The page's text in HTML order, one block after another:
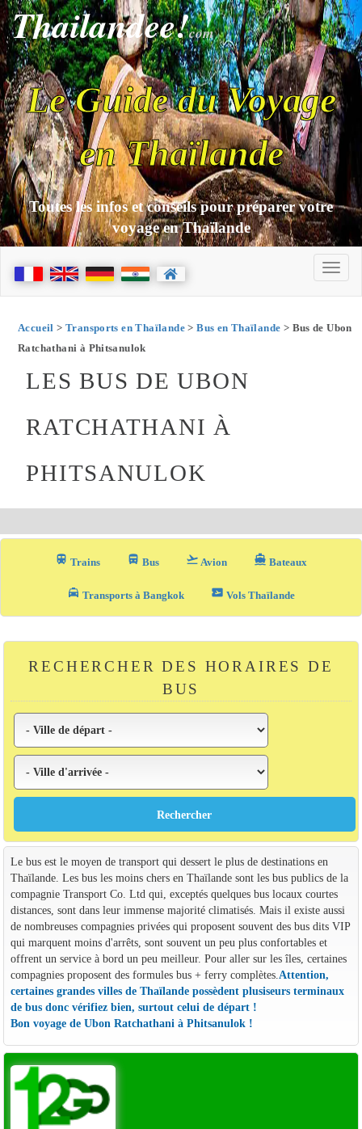
Thailandee!com
Le Guide du Voyage
en Thaïlande
Toutes les infos et conseils pour préparer votre
voyage en Thaïlande
Accueil > Transports en Thaïlande>Bus en Thaïlande > Bus de Ubon
Ratchathani à Phitsanulok
LES BUS DE UBON
RATCHATHANI À
PHITSANULOK
train Trains directions_bus_filled Bus flight_takeoff Avion directions_boat Bateaux
local_taxi Transports à Bangkok airplane_ticket Vols Thaïlande
RECHERCHER DES HORAIRES DE
BUS
Le bus est le moyen de transport qui dessert le plus de destinations en
Thaïlande. Les bus les moins chers en Thaïlande sont les bus publics de la
compagnie Transport Co. Ltd qui, exceptés quelques bus locaux courtes
distances, sont dans leur immense majorité climatisés. Mais il existe aussi
de nombreuses compagnies privées qui proposent souvent des bus dits VIP
qui marquent moins d'arrêts, sont souvent un peu plus confortables et
offrent un service à bord un peu meilleur. Pour aller sur les îles, certaines
compagnies proposent des formules bus + ferry complètes. Attention,
certaines grandes villes de Thaïlande possèdent plusiseurs terminaux
de bus donc vérifiez bien, surtout celui de départ !
Bon voyage de Ubon Ratchathani à Phitsanulok !